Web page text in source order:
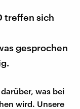
treffen sich
gesprochen
was bei
wird. Unsere